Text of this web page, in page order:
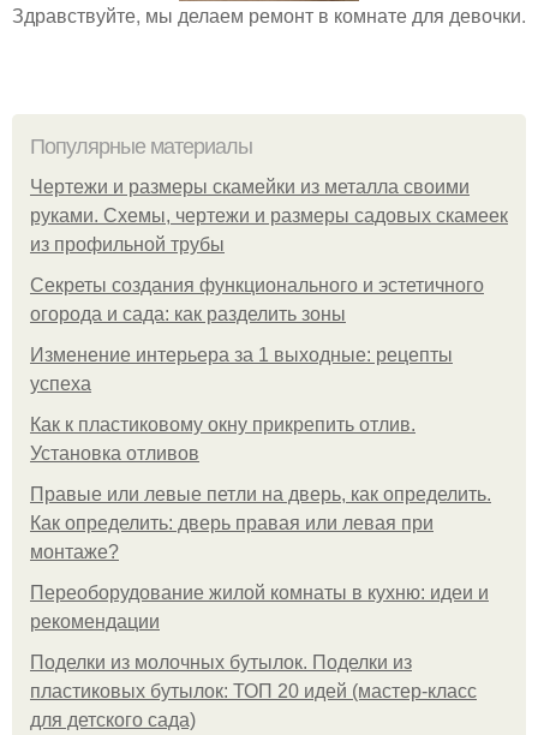
Здравствуйте, мы делаем ремонт в комнате для девочки.
Популярные материалы
Чертежи и размеры скамейки из металла своими
руками. Схемы, чертежи и размеры садовых скамеек
из профильной трубы
Секреты создания функционального и эстетичного
огорода и сада: как разделить зоны
Изменение интерьера за 1 выходные: рецепты
успеха
Как к пластиковому окну прикрепить отлив.
Установка отливов
Правые или левые петли на дверь, как определить.
Как определить: дверь правая или левая при
монтаже?
Переоборудование жилой комнаты в кухню: идеи и
рекомендации
Поделки из молочных бутылок. Поделки из
пластиковых бутылок: ТОП 20 идей (мастер-класс
для детского сада)